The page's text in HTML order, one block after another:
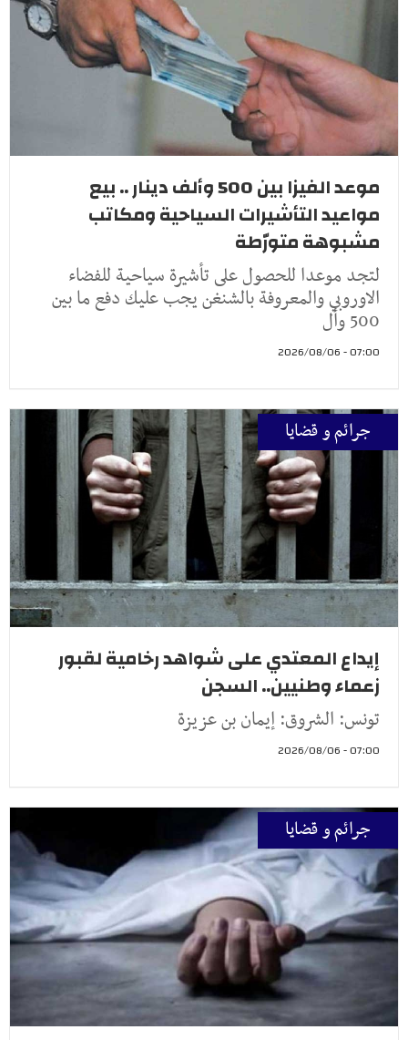
موعد الفيزا بين 500 وألف دينار .. بيع
مواعيد التأشيرات السياحية ومكاتب
مشبوهة متورّطة
لتجد موعدا للحصول على تأشيرة سياحية للفضاء
الاوروبي والمعروفة بالشنغن يجب عليك دفع ما بين
500 وأل
07:00 - 2026/08/06
جرائم و قضايا
إيداع المعتدي على شواهد رخامية لقبور
زعماء وطنيين.. السجن
تونس: الشروق: إيمان بن عزيزة
07:00 - 2026/08/06
جرائم و قضايا